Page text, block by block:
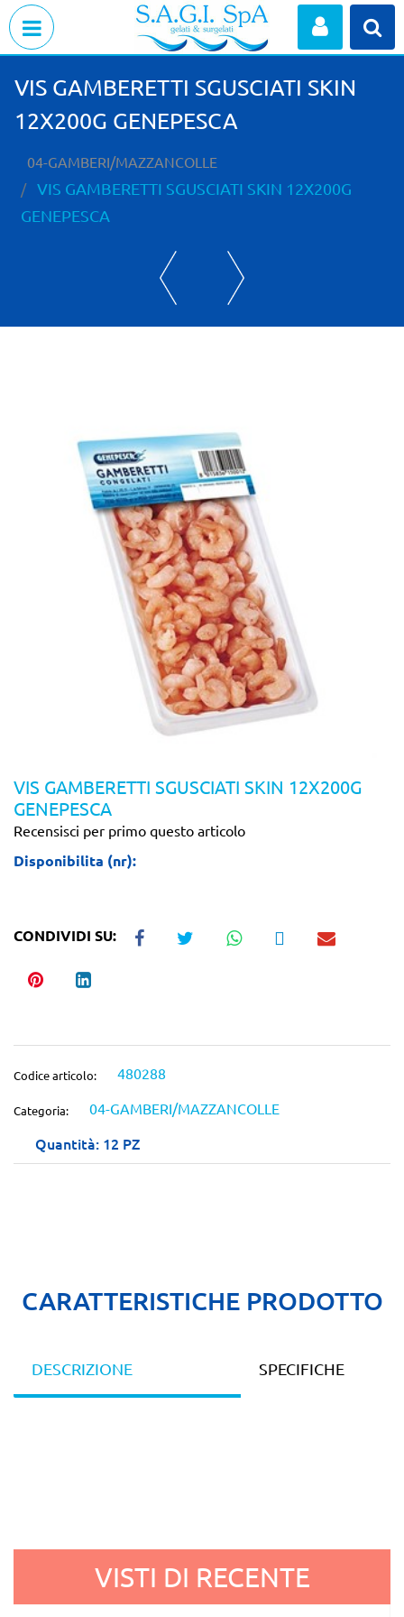
VIS GAMBERETTI SGUSCIATI SKIN
12X200G GENEPESCA
04-GAMBERI/MAZZANCOLLE
VIS GAMBERETTI SGUSCIATI SKIN 12X200G
GENEPESCA
VIS GAMBERETTI SGUSCIATI SKIN 12X200G
GENEPESCA
Recensisci per primo questo articolo
Disponibilita (nr):
CONDIVIDI SU:
Codice articolo: 480288
Categoria: 04-GAMBERI/MAZZANCOLLE
Quantità: 12 PZ
CARATTERISTICHE PRODOTTO
DESCRIZIONE SPECIFICHE
VISTI DI RECENTE